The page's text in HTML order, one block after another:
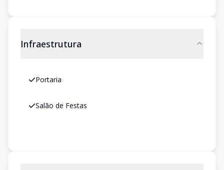
Infraestrutura
Portaria
Salão de Festas